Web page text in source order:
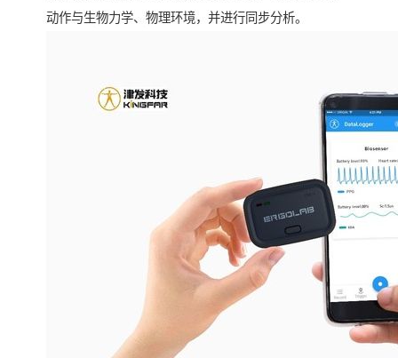
动作与生物力学、物理环境，并进行同步分析。